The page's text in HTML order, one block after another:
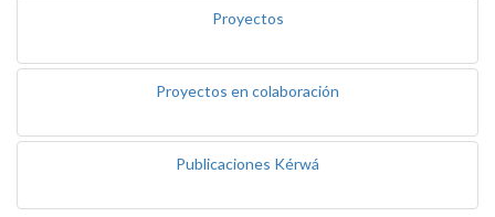
Proyectos
Proyectos en colaboración
Publicaciones Kérwá